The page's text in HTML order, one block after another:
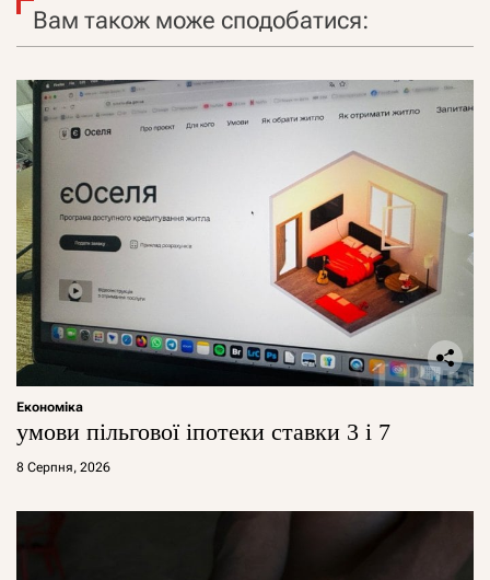
Вам також може сподобатися:
Економіка
умови пільгової іпотеки ставки 3 і 7
8 Серпня, 2026